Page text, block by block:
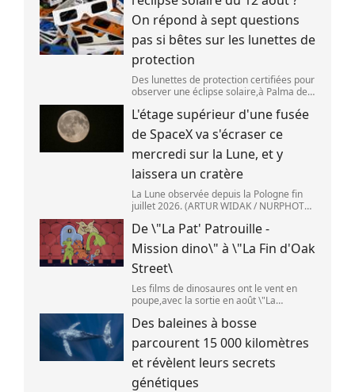
On répond à sept questions
pas si bêtes sur les lunettes de
protection
Des lunettes de protection certifiées pour
observer une éclipse solaire,à Palma de
(JAIME REINA )
L'étage supérieur d'une fusée
de SpaceX va s'écraser ce
mercredi sur la Lune, et y
laissera un cratère
La Lune observée depuis la Pologne fin
juillet 2026. (ARTUR WIDAK / NURPHOTO
SpaceX doit s\'écraser accidentellement
sur la Lune,mercredi 5 août. Cette coll
De \"La Pat' Patrouille -
Mission dino\" à \"La Fin d'Oak
Street\
Les films de dinosaures ont le vent en
poupe,avec la sortie en août \"La
d\'Oak Street\". (APOLLONIA HILVERDA /
Des baleines à bosse
parcourent 15 000 kilomètres
et révèlent leurs secrets
génétiques